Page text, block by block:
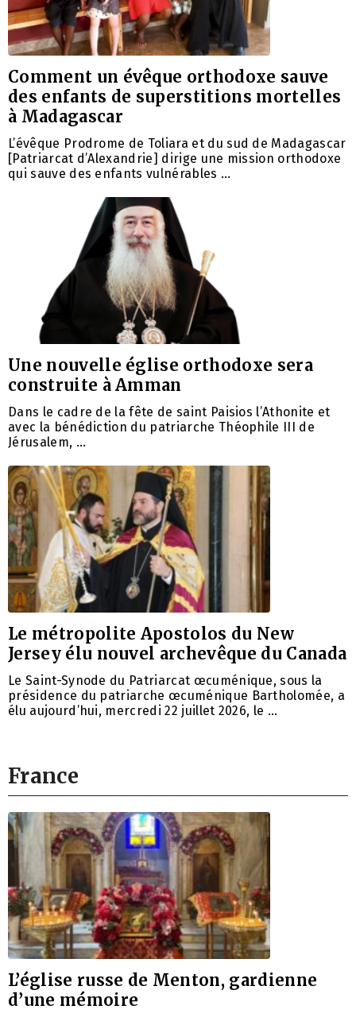
Comment un évêque orthodoxe sauve
des enfants de superstitions mortelles
à Madagascar
L’évêque Prodrome de Toliara et du sud de Madagascar
[Patriarcat d’Alexandrie] dirige une mission orthodoxe
qui sauve des enfants vulnérables …
Une nouvelle église orthodoxe sera
construite à Amman
Dans le cadre de la fête de saint Paisios l’Athonite et
avec la bénédiction du patriarche Théophile III de
Jérusalem, …
Le métropolite Apostolos du New
Jersey élu nouvel archevêque du Canada
Le Saint-Synode du Patriarcat œcuménique, sous la
présidence du patriarche œcuménique Bartholomée, a
élu aujourd’hui, mercredi 22 juillet 2026, le …
France
L’église russe de Menton, gardienne
d’une mémoire